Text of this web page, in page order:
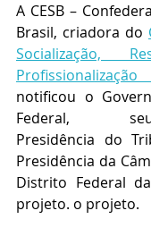
A CESB –
Brasil, criadora do
Socialização,
notificou o
Federal,
Presidência do
Presidência da
Distrito Federal
projeto. o projeto.